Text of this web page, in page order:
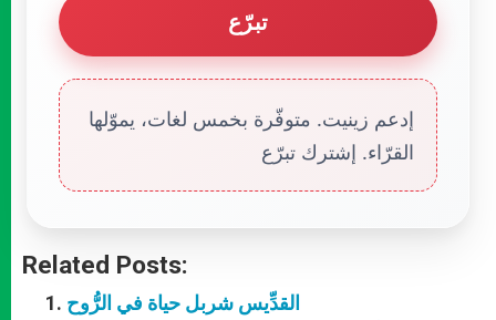
تبرّع
إدعم زينيت. متوفّرة بخمس لغات، يموّلها
القرّاء. إشترك تبرّع
Related Posts:
القدِّيس شربل حياة في الرُّوح